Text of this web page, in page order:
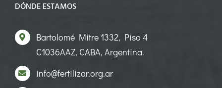
DÓNDE ESTAMOS
Bartolomé Mitre 1332, Piso 4
C1036AAZ, CABA, Argentina.
info@fertilizar.org.ar